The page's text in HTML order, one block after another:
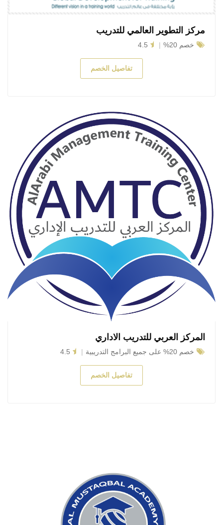
مركز التطوير العالمي للتدريب
خصم 20% 4.5
تفاصيل الخصم
المركز العربي للتدريب الاداري
خصم 20% على جميع البرامج التدريبية 4.5
تفاصيل الخصم